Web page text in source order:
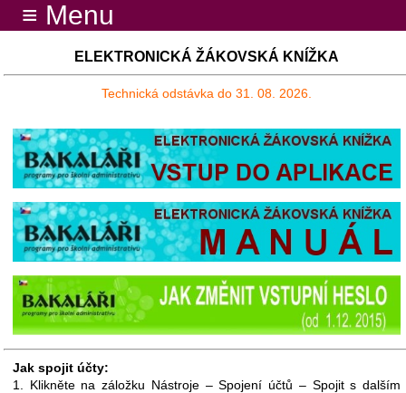
≡ Menu
ELEKTRONICKÁ ŽÁKOVSKÁ KNÍŽKA
Technická odstávka do 31. 08. 2026.
Jak spojit účty:
1. Klikněte na záložku Nástroje – Spojení účtů – Spojit s dalším